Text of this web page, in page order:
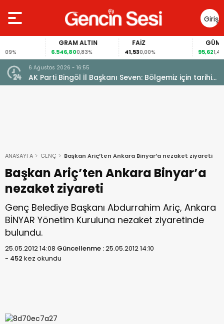
Giriş
Yap
GRAM ALTIN
6.546,800,83%
FAİZ
41,530,00%
GÜMÜŞ
95,621,49%
6 Ağustos 2026 - 16:55
AK Parti Bingöl İl Başkanı Seven: Bölgemiz için tarihi
fırsat pencereleri açılıyor
ANASAYFA GENÇ Başkan Ariç’ten Ankara Binyar’a nezaket ziyareti
Başkan Ariç’ten Ankara Binyar’a
nezaket ziyareti
Genç Belediye Başkanı Abdurrahim Ariç, Ankara
BİNYAR Yönetim Kuruluna nezaket ziyaretinde
bulundu.
25.05.2012 14:08 Güncellenme :25.05.2012 14:10
- 452 kez okundu